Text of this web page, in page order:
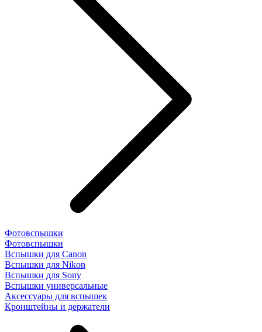
Фотовспышки
Фотовспышки
Вспышки для Canon
Вспышки для Nikon
Вспышки для Sony
Вспышки универсальные
Аксесcуары для вспышек
Кронштейны и держатели